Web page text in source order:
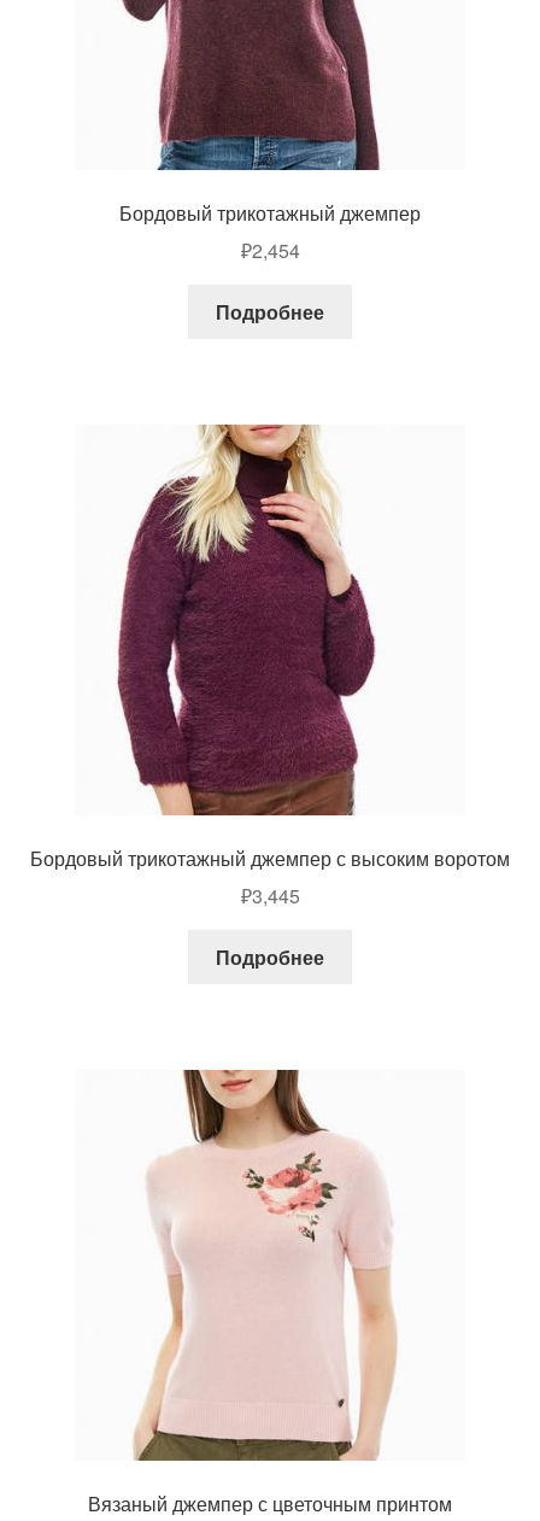
Бордовый трикотажный джемпер
₽2,454
Подробнее
Бордовый трикотажный джемпер с высоким воротом
₽3,445
Подробнее
Вязаный джемпер с цветочным принтом